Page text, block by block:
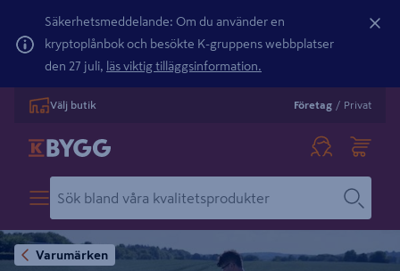
Säkerhetsmeddelande: Om du använder en
kryptoplånbok och besökte K-gruppens webbplatser
den 27 juli, läs viktig tilläggsinformation.
Välj butik Företag / Privat
Varumärken